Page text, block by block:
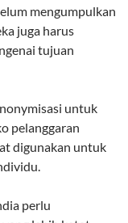
mengumpulkan
juga harus
tujuan
untuk
pelanggaran
digunakan untuk
perlu